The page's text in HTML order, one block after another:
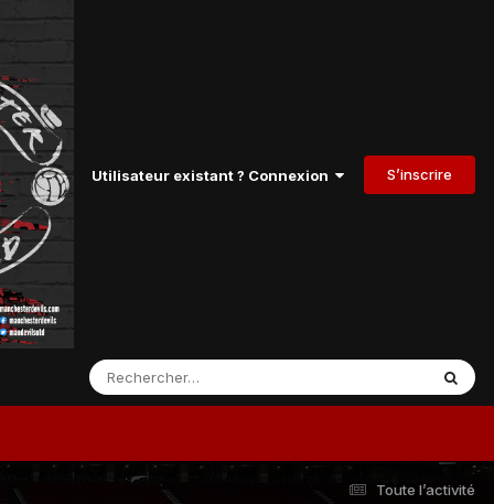
Utilisateur existant ? Connexion S’inscrire
Toute l’activité